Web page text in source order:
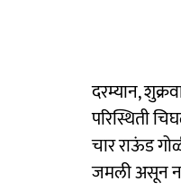
दरम्यान,
परिस्थिती
चार राऊंड
जमली असून